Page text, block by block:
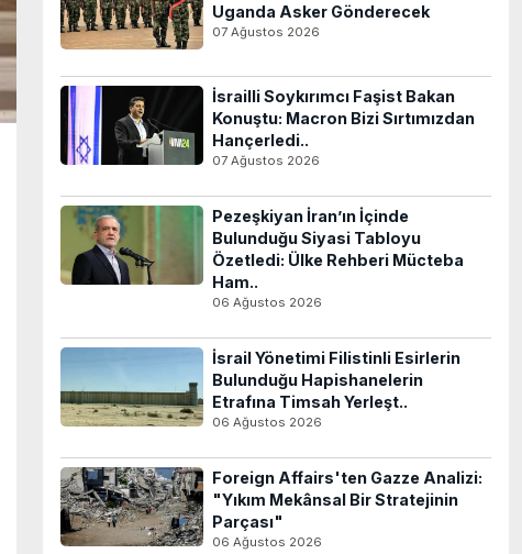
Uganda Asker Gönderecek
07 Ağustos 2026
İsrailli Soykırımcı Faşist Bakan
Konuştu: Macron Bizi Sırtımızdan
Hançerledi..
07 Ağustos 2026
Pezeşkiyan İran’ın İçinde
Bulunduğu Siyasi Tabloyu
Özetledi: Ülke Rehberi Mücteba
Ham..
06 Ağustos 2026
İsrail Yönetimi Filistinli Esirlerin
Bulunduğu Hapishanelerin
Etrafına Timsah Yerleşt..
06 Ağustos 2026
Foreign Affairs'ten Gazze Analizi:
"Yıkım Mekânsal Bir Stratejinin
Parçası"
06 Ağustos 2026